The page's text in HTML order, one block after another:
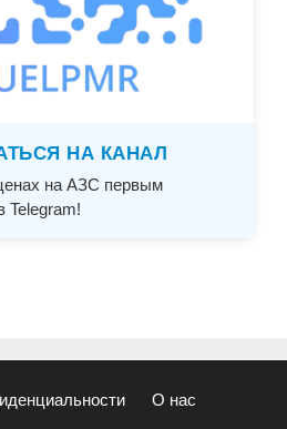
НА КАНАЛ
на АЗС первым
Telegram!
О нас